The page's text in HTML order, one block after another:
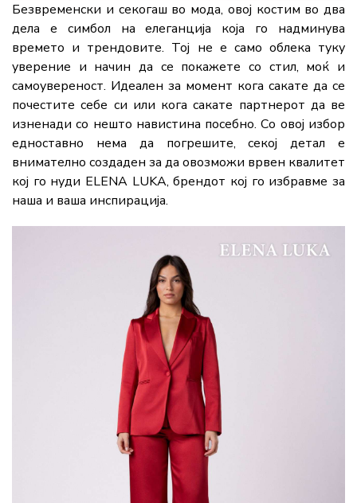
Безвременски и секогаш во мода, овој костим во два
дела е симбол на елеганција која го надминува
времето и трендовите. Тој не е само облека туку
уверение и начин да се покажете со стил, моќ и
самоувереност. Идеален за момент кога сакате да се
почестите себе си или кога сакате партнерот да ве
изненади со нешто навистина посебно. Со овој избор
едноставно нема да погрешите, секој детал е
внимателно создаден за да овозможи врвен квалитет
кој го нуди ELENA LUKA, брендот кој го избравме за
наша и ваша инспирација.